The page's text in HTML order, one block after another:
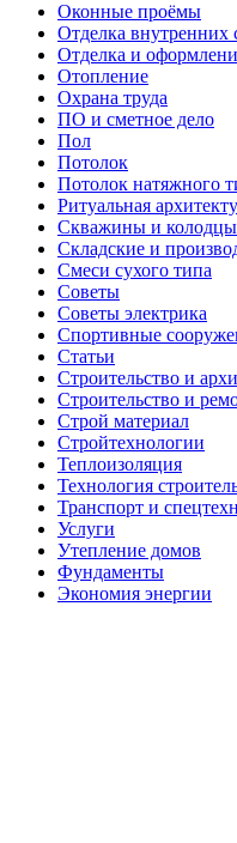
Оконные проёмы
Отделка внутренних
Отделка и
Отопление
Охрана труда
ПО и сметное дело
Пол
Потолок
Потолок натяжного
Ритуальная
Скважины и колодцы
Складские и
Смеси сухого типа
Советы
Советы электрика
Спортивные
Статьи
Строительство и
Строительство и
Строй материал
Стройтехнологии
Теплоизоляция
Технология
Транспорт и
Услуги
Утепление домов
Фундаменты
Экономия энергии